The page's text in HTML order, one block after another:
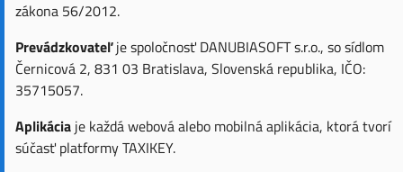
zákona 56/2012.
Prevádzkovateľje spoločnosť DANUBIASOFT s.r.o., so sídlom
Černicová 2, 831 03 Bratislava, Slovenská republika, IČO:
35715057.
Aplikácia je každá webová alebo mobilná aplikácia, ktorá tvorí
súčasť platformy TAXIKEY.